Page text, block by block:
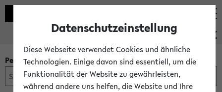
PEVZ
Personen- und Einrichtungssuche
Datenschutzeinstellung
Diese Webseite verwendet Cookies und ähnliche
Technologien. Einige davon sind essentiell, um die
Funktionalität der Website zu gewährleisten,
während andere uns helfen, die Website und Ihre